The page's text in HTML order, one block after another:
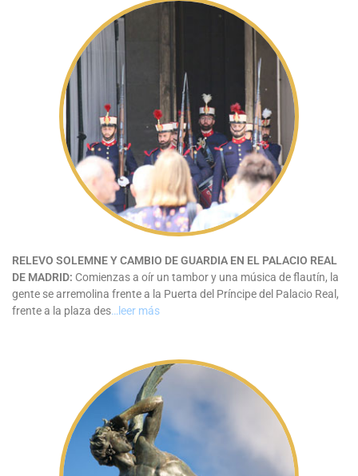
RELEVO SOLEMNE Y CAMBIO DE GUARDIA EN EL PALACIO REAL
DE MADRID: Comienzas a oír un tambor y una música de flautín, la
gente se arremolina frente a la Puerta del Príncipe del Palacio Real,
frente a la plaza des…leer más